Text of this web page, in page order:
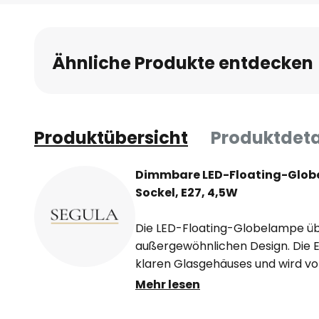
Bildgalerie
springen
Ähnliche Produkte entdecken
Produktübersicht
Dimmbare LED-Floating-
Sockel, E27, 4,5W
Die LED-Floating-Globelampe
außergewöhnlichen Design. Die
klaren Glasgehäuses und wird
entsteht optisch ein kleiner
Mehr lesen